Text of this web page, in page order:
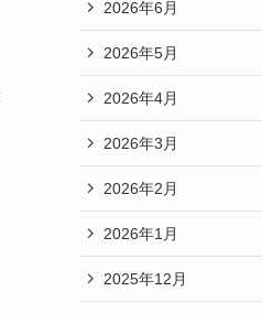
2026年6月
2026年5月
2026年4月
2026年3月
2026年2月
2026年1月
2025年12月